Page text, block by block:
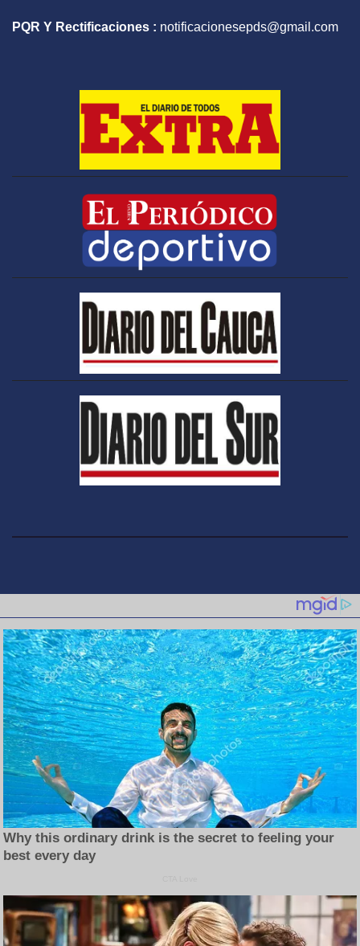
PQR Y Rectificaciones : notificacionesepds@gmail.com